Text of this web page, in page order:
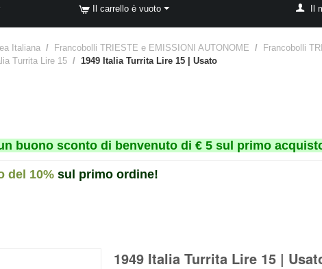
Il carrello è vuoto Il
Italiana / Francobolli TRIESTE e EMISSIONI AUTONOME /
Francobolli
Turrita Lire 15 / 1949 Italia Turrita Lire 15 | Usato
buono sconto di benvenuto di € 5 sul primo
del 10% sul primo ordine!
1949 Italia Turrita Lire 15 |